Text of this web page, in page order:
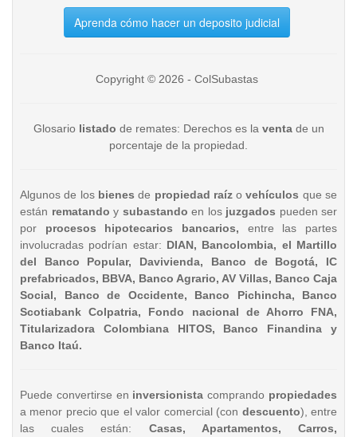
Aprenda cómo hacer un deposito judicial
Copyright © 2026 - ColSubastas
Glosario listado de remates: Derechos es la ventade un
porcentaje de la propiedad.
Algunos de los bienesde propiedad raízo vehículos que se
están rematando y subastando en los juzgados pueden ser
por procesos hipotecarios bancarios, entre las partes
involucradas podrían estar: DIAN, Bancolombia, el Martillo
del Banco Popular, Davivienda, Banco de Bogotá, IC
prefabricados, BBVA, Banco Agrario, AV Villas, Banco Caja
Social, Banco de Occidente, Banco Pichincha, Banco
Scotiabank Colpatria, Fondo nacional de Ahorro FNA,
Titularizadora Colombiana HITOS, Banco Finandina y
Banco Itaú.
Puede convertirse en inversionista comprando propiedades
a menor precio que el valor comercial (con descuento), entre
las cuales están: Casas, Apartamentos, Carros,